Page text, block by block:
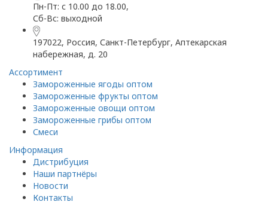
Пн-Пт: с 10.00 до 18.00,
Сб-Вс: выходной
197022, Россия, Санкт-Петербург, Аптекарская
набережная, д. 20
Ассортимент
Замороженные ягоды оптом
Замороженные фрукты оптом
Замороженные овощи оптом
Замороженные грибы оптом
Смеси
Информация
Дистрибуция
Наши партнёры
Новости
Контакты